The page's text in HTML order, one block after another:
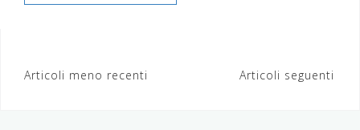
Navigazione
Articoli meno recenti Articoli seguenti